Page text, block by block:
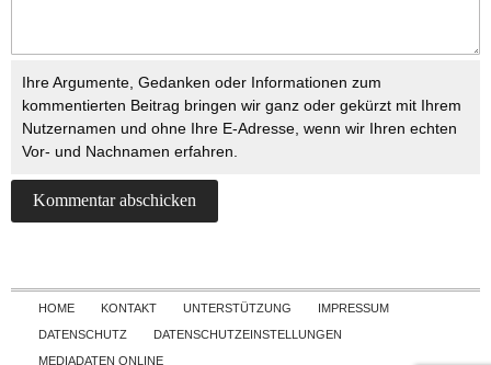
Ihre Argumente, Gedanken oder Informationen zum
kommentierten Beitrag bringen wir ganz oder gekürzt mit Ihrem
Nutzernamen und ohne Ihre E-Adresse, wenn wir Ihren echten
Vor- und Nachnamen erfahren.
Skip to content
HOME KONTAKT UNTERSTÜTZUNG
IMPRESSUM
DATENSCHUTZ
DATENSCHUTZEINSTELLUNGEN
MEDIADATEN ONLINE